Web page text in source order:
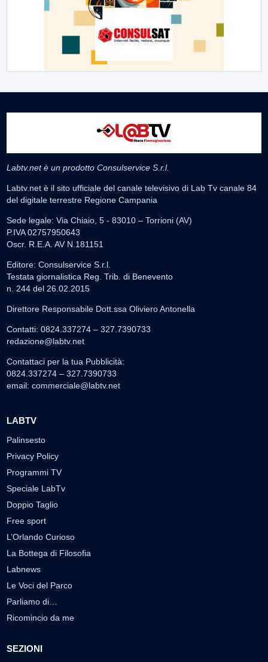
Labtv.net è un prodotto Consulservice S.r.l.
Labtv.net è il sito ufficiale del canale televisivo di Lab Tv canale 84
del digitale terrestre Regione Campania
Sede legale: Via Chiaio, 5 - 83010 – Torrioni (AV)
P.IVA 02757950643
Oscr. R.E.A. AV N.181151
Editore: Consulservice S.r.l.
Testata giornalistica Reg. Trib. di Benevento
n. 244 del 26.02.2015
Direttore Responsabile Dott.ssa Oliviero Antonella
Contatti: 0824.337274 – 327.7390733
redazione@labtv.net
Contattaci per la tua Pubblicità:
0824.337274 – 327.7390733
email: commerciale@labtv.net
LABTV
Palinsesto
Privacy Policy
Programmi TV
Speciale LabTv
Doppio Taglio
Free sport
L’Orlando Curioso
La Bottega di Filosofia
Labnews
Le Voci del Parco
Parliamo di…
Ricomincio da me
SEZIONI